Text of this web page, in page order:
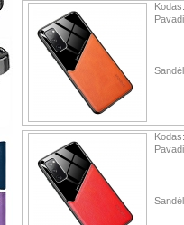
Kodas:
Kodas: